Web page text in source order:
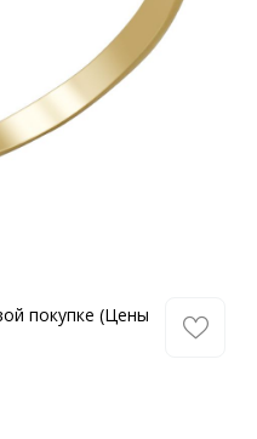
покупке (Цены